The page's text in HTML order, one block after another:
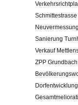
ImpressumSchmittestrasse
Sanierung
Verkauf
ZPP
Dorfentwicklung